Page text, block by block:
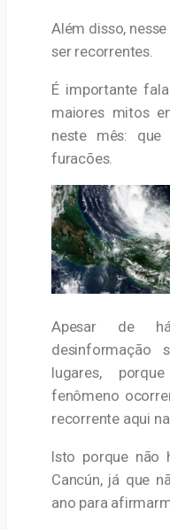
Além disso,
ser recorrentes.
É importante
maiores mitos
neste mês:
furacões.
Apesar de
desinformação
lugares,
fenômeno
recorrente aqui
Isto porque não
Cancún, já que
ano para